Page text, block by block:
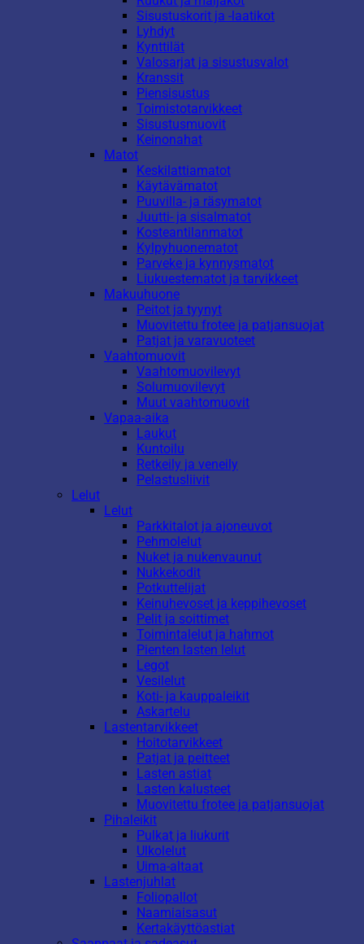
Sisustuskorit ja -laatikot
Lyhdyt
Kynttilät
Valosarjat ja sisustusvalot
Kranssit
Piensisustus
Toimistotarvikkeet
Sisustusmuovit
Keinonahat
Matot
Keskilattiamatot
Käytävämatot
Puuvilla- ja räsymatot
Juutti- ja sisalmatot
Kosteantilanmatot
Kylpyhuonematot
Parveke ja kynnysmatot
Liukuestematot ja tarvikkeet
Makuuhuone
Peitot ja tyynyt
Muovitettu frotee ja patjansuojat
Patjat ja varavuoteet
Vaahtomuovit
Vaahtomuovilevyt
Solumuovilevyt
Muut vaahtomuovit
Vapaa-aika
Laukut
Kuntoilu
Retkeily ja veneily
Pelastusliivit
Lelut
Lelut
Parkkitalot ja ajoneuvot
Pehmolelut
Nuket ja nukenvaunut
Nukkekodit
Potkuttelijat
Keinuhevoset ja keppihevoset
Pelit ja soittimet
Toimintalelut ja hahmot
Pienten lasten lelut
Legot
Vesilelut
Koti- ja kauppaleikit
Askartelu
Lastentarvikkeet
Hoitotarvikkeet
Patjat ja peitteet
Lasten astiat
Lasten kalusteet
Muovitettu frotee ja patjansuojat
Pihaleikit
Pulkat ja liukurit
Ulkolelut
Uima-altaat
Lastenjuhlat
Foliopallot
Naamiaisasut
Kertakäyttöastiat